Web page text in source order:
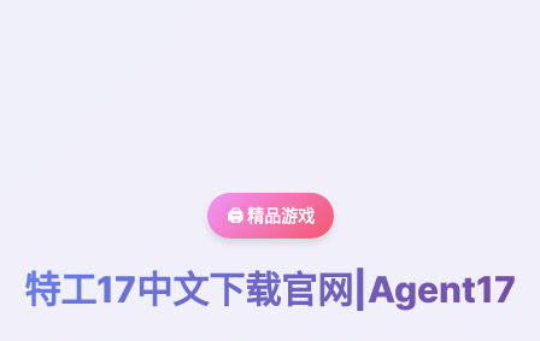
🖨️ 精品游戏
特工17中文下载官网|Agent17